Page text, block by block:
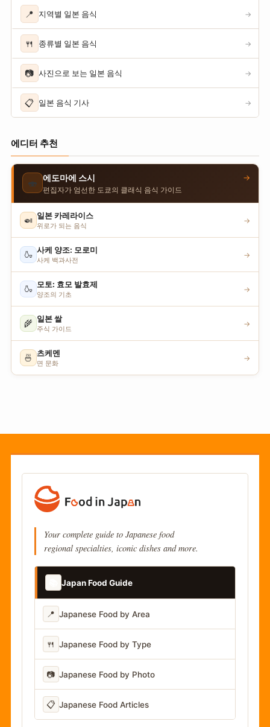
📍 지역별 일본 음식 →
🍴 종류별 일본 음식 →
📷 사진으로 보는 일본 음식 →
📋 일본 음식 기사 →
에디터 추천
🍣 에도마에 스시
편집자가 엄선한 도쿄의 클래식 음식 가이드
→
🍛 일본 카레라이스
위로가 되는 음식
→
🍶 사케 양조: 모로미
사케 백과사전
→
🍶 모토: 효모 발효제
양조의 기초
→
🌾 일본 쌀
주식 가이드
→
🍜 츠케멘
면 문화
→
Your complete guide to Japanese food
regional specialties, iconic dishes and more.
Japan Food Guide
📍 Japanese Food by Area
🍴 Japanese Food by Type
📷 Japanese Food by Photo
📋 Japanese Food Articles